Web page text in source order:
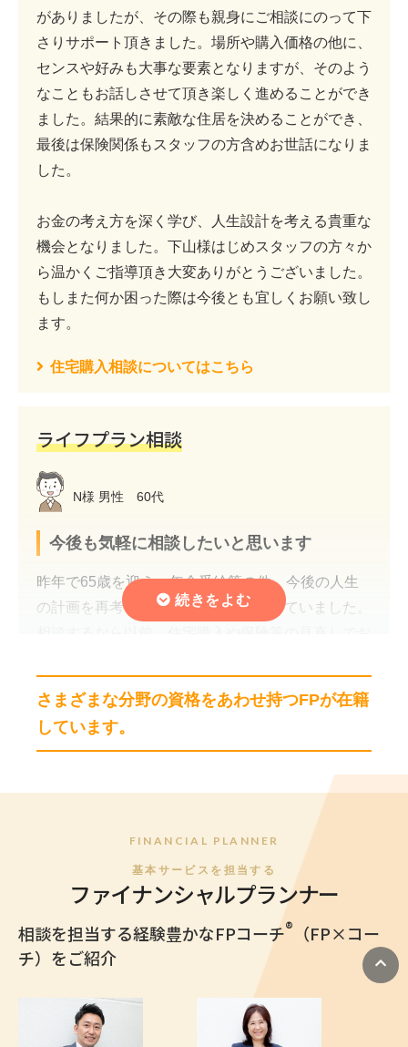
がありましたが、その際も親身にご相談にのって下
さりサポート頂きました。場所や購入価格の他に、
センスや好みも大事な要素となりますが、そのよう
なこともお話しさせて頂き楽しく進めることができ
ました。結果的に素敵な住居を決めることができ、
最後は保険関係もスタッフの方含めお世話になりま
した。
お金の考え方を深く学び、人生設計を考える貴重な
機会となりました。下山様はじめスタッフの方々か
ら温かくご指導頂き大変ありがとうございました。
もしまた何か困った際は今後とも宜しくお願い致し
ます。
住宅購入相談についてはこちら
ライフプラン相談
N様 男性 60代
今後も気軽に相談したいと思います
昨年で65歳を迎え、年金受給等の件、今後の人生
の計画を再考しようと夫婦で話し合っていました。
やはり、現状に寄り添って親身になって考えてくれ
何気ない質問やこんなバカな質問しても良いものか
と（ひとえにこちらの勉強不足ですが・・・）思う
質問にも丁寧に回答を頂けて感謝しています。
今後も何かあった場合には気軽に相談したいと思い
ます。よろしくお願いいたします。
ライフプラン相談についてはこちら
さまざまな分野の資格をあわせ持つFPが在籍
しています。
FINANCIAL PLANNER
基本サービスを担当する
ファイナンシャルプランナー
相談を担当する経験豊かなFPコーチ®
（FP×コー
チ）をご紹介